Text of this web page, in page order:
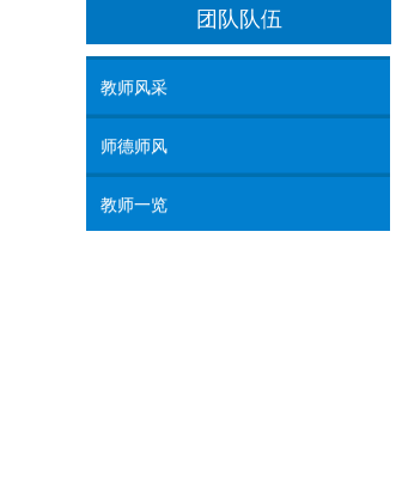
团队队伍
教师风采
师德师风
教师一览